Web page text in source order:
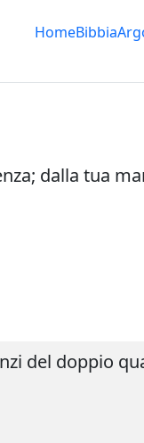
HomeBibbia
dalla tua
del doppio